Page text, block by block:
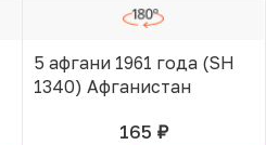
5 афгани 1961 года (SH
1340) Афганистан
165 руб.В КОРЗИНЕ